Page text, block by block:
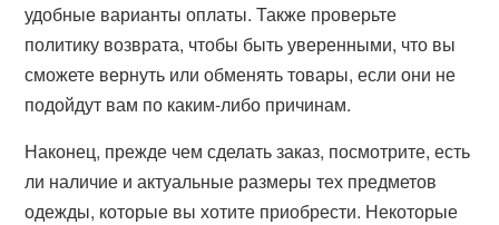
удобные варианты оплаты. Также проверьте
политику возврата, чтобы быть уверенными, что вы
сможете вернуть или обменять товары, если они не
подойдут вам по каким-либо причинам.
Наконец, прежде чем сделать заказ, посмотрите, есть
ли наличие и актуальные размеры тех предметов
одежды, которые вы хотите приобрести. Некоторые